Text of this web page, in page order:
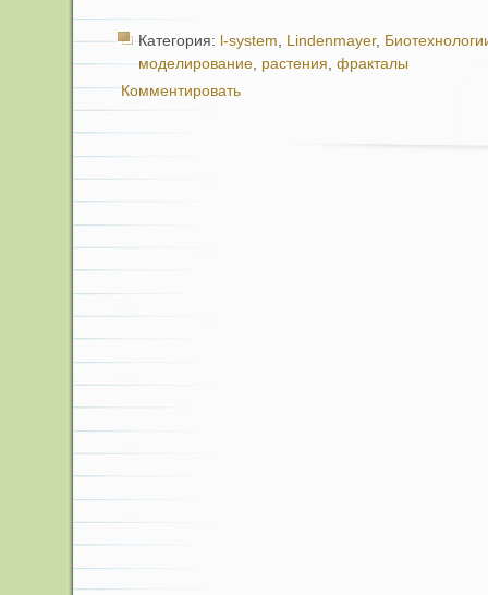
Категория: l-system, Lindenmayer,
моделирование, растения, фракталы
Комментировать